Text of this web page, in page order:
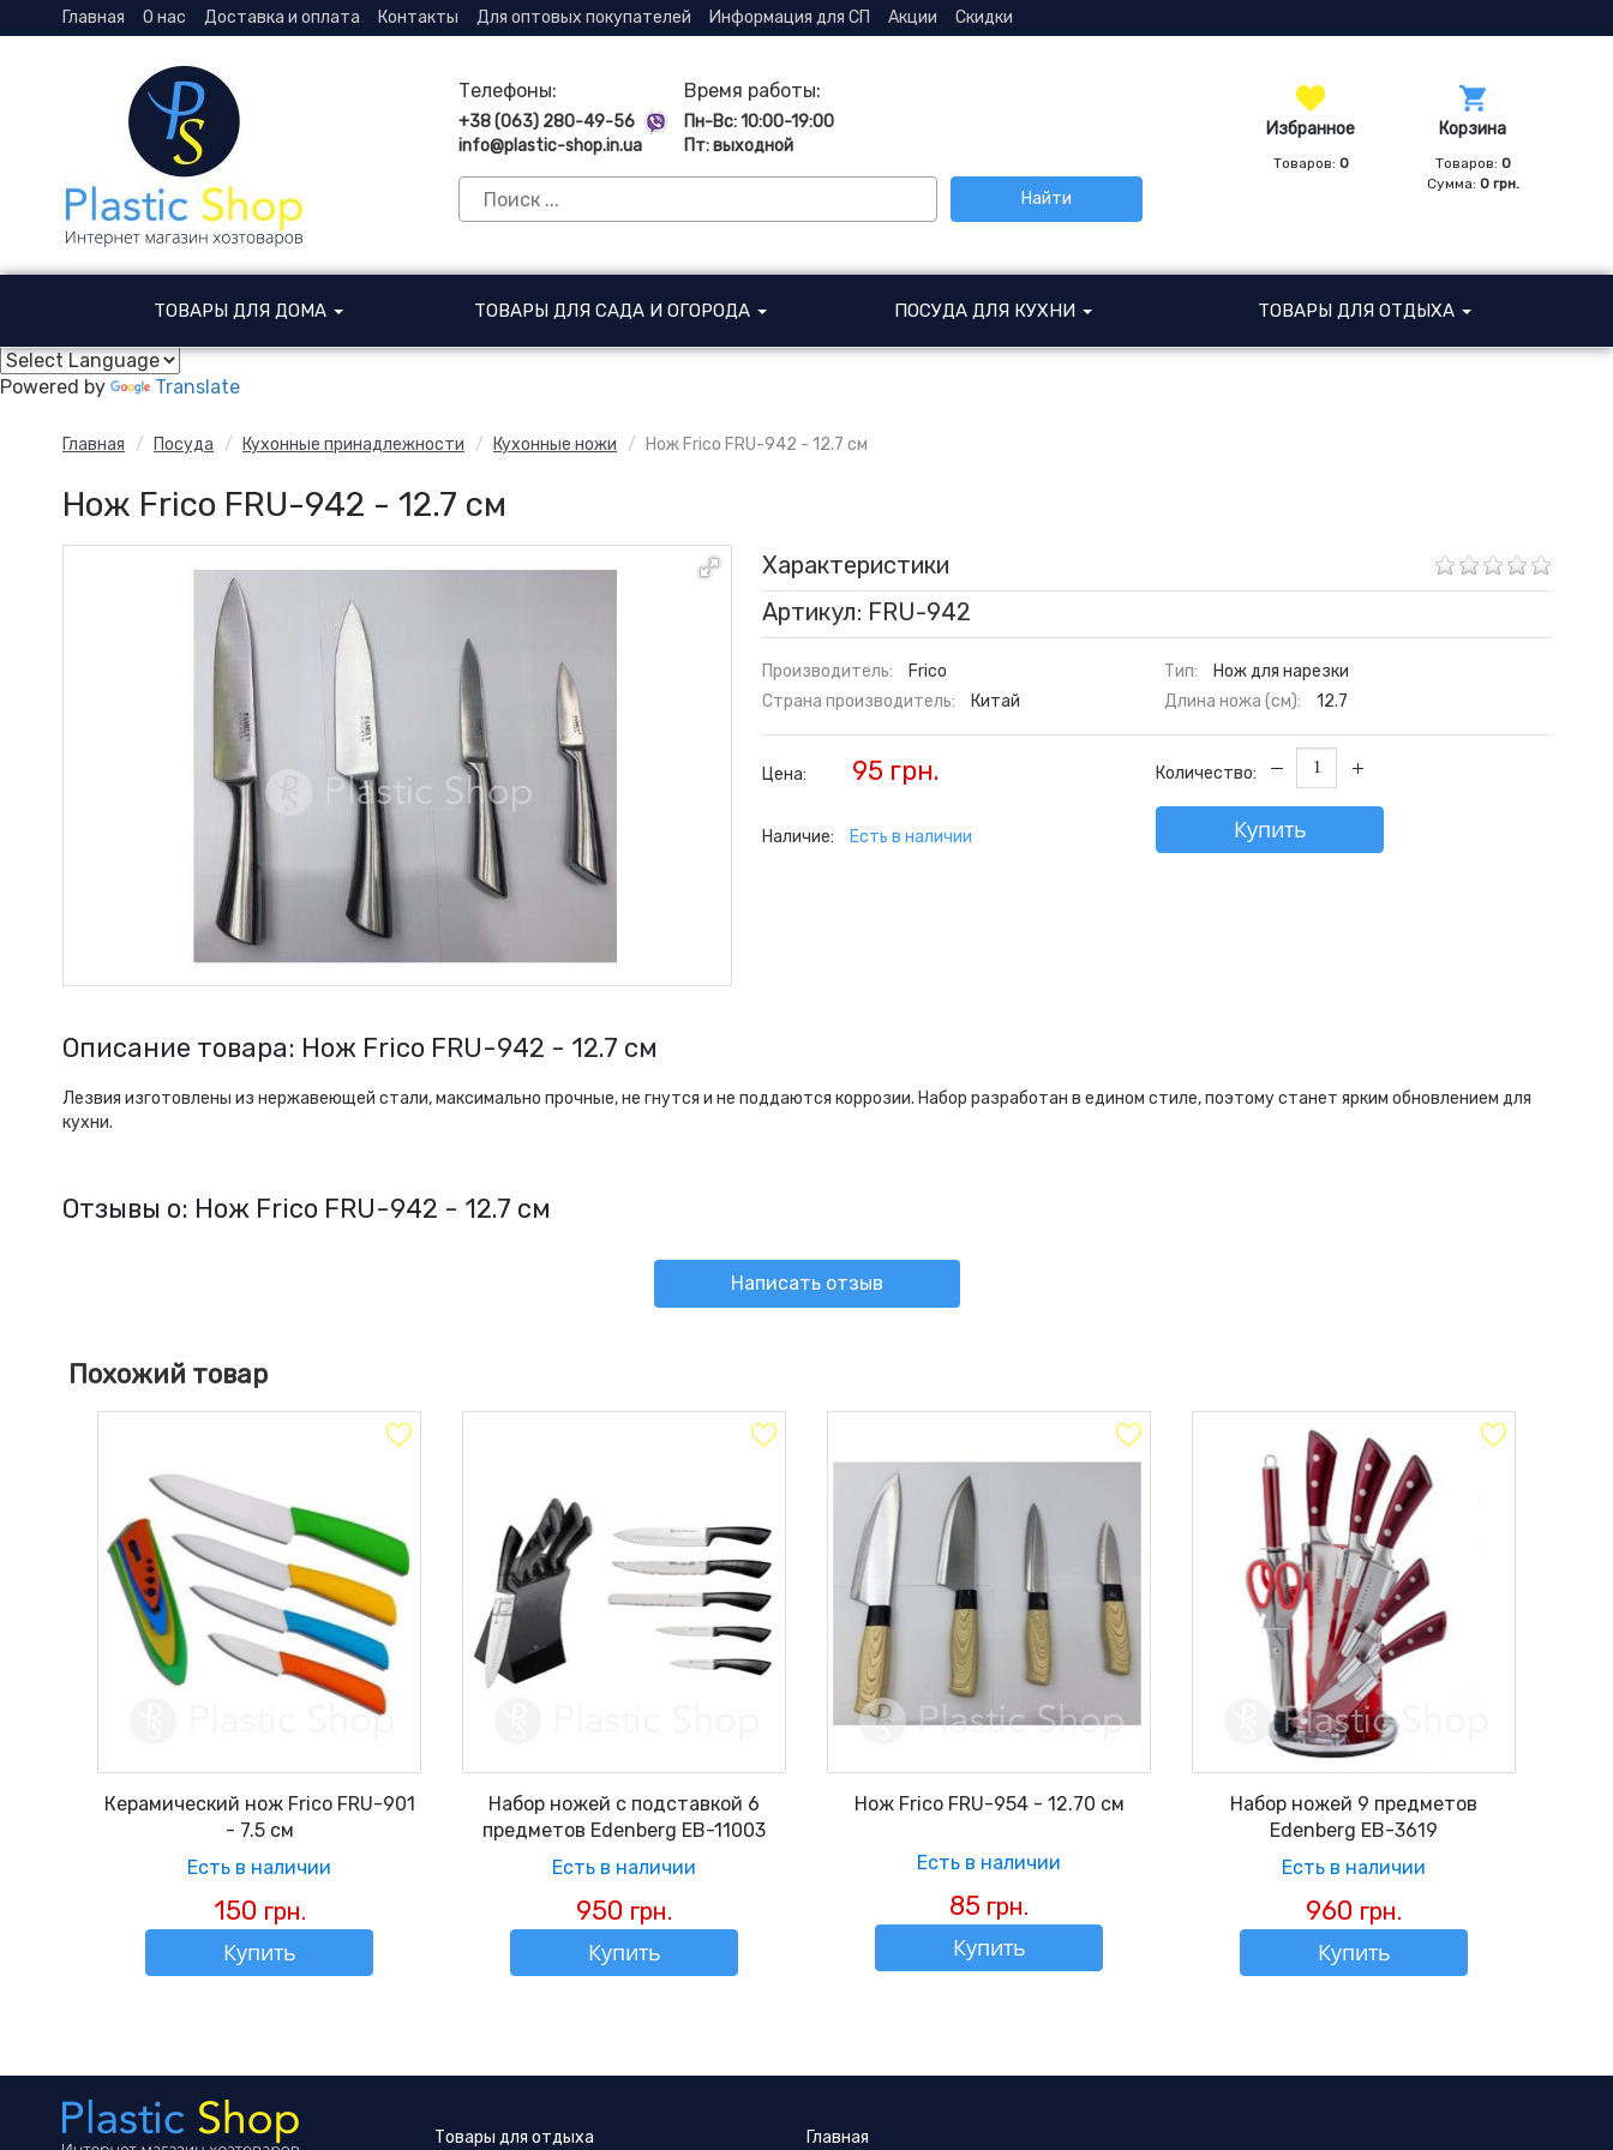
Главная О нас Доставка и оплата Контакты Для оптовых покупателей Информация для СП Акции Скидки
Телефоны:
+38 (063) 280-49-56
info@plastic-shop.in.ua
Время работы:
Пн-Вс: 10:00-19:00
Пт: выходной
Найти
Избранное
Товаров: 0
Корзина
Товаров: 0
Сумма: 0 грн.
ТОВАРЫ ДЛЯ ДОМА ТОВАРЫ ДЛЯ САДА И ОГОРОДА ПОСУДА ДЛЯ КУХНИ ТОВАРЫ ДЛЯ ОТДЫХА
Powered by Translate
Главная Посуда Кухонные принадлежности Кухонные ножи Нож Frico FRU-942 - 12.7 см
Нож Frico FRU-942 - 12.7 см
Характеристики
Артикул: FRU-942
Производитель:
Frico
Страна производитель:
Китай
Тип:
Нож для нарезки
Длина ножа (см):
12.7
Цена: 95 грн.
Наличие: Есть в наличии
Количество:
Купить
Описание товара: Нож Frico FRU-942 - 12.7 см
Лезвия изготовлены из нержавеющей стали, максимально прочные, не гнутся и не поддаются коррозии. Набор разработан в едином стиле, поэтому станет ярким обновлением для
кухни.
Отзывы о: Нож Frico FRU-942 - 12.7 см
Написать отзыв
Похожий товар
Керамический нож Frico FRU-901
- 7.5 см
Есть в наличии
150 грн.
Купить
Набор ножей с подставкой 6
предметов Edenberg EB-11003
Есть в наличии
950 грн.
Купить
Нож Frico FRU-954 - 12.70 см
Есть в наличии
85 грн.
Купить
Набор ножей 9 предметов
Edenberg EB-3619
Есть в наличии
960 грн.
Купить
Товары для отдыха Главная